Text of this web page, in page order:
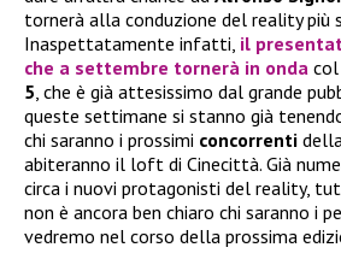
tornerà alla conduzione del reality più
Inaspettatamente infatti, il
che a settembre tornerà in onda col
5, che è già attesissimo dal grande
queste settimane si stanno già
chi saranno i prossimi concorrenti
abiteranno il loft di Cinecittà. Già
circa i nuovi protagonisti del reality,
non è ancora ben chiaro chi saranno i
vedremo nel corso della prossima